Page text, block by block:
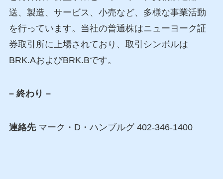
送、製造、サービス、小売など、多様な事業活動
を行っています。当社の普通株はニューヨーク証
券取引所に上場されており、取引シンボルは
BRK.AおよびBRK.Bです。
– 終わり –
連絡先マーク・D・ハンブルグ 402-346-1400